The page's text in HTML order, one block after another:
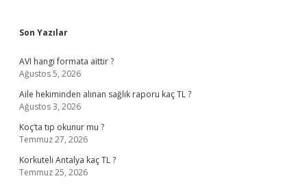
Sidebar
Son Yazılar
AVI hangi formata aittir ?
Ağustos 5, 2026
Aile hekiminden alınan sağlık raporu kaç TL ?
Ağustos 3, 2026
Koç’ta tıp okunur mu ?
Temmuz 27, 2026
Korkuteli Antalya kaç TL ?
Temmuz 25, 2026